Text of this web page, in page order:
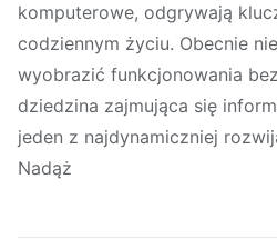
komputerowe, odgrywają
codziennym życiu. Obecnie
wyobrazić funkcjonowania
dziedzina zajmująca się
jeden z najdynamiczniej
Nadąż